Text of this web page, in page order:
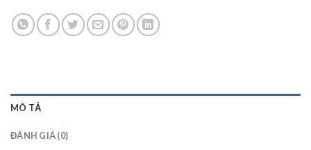
MÔ TẢ
ĐÁNH GIÁ (0)